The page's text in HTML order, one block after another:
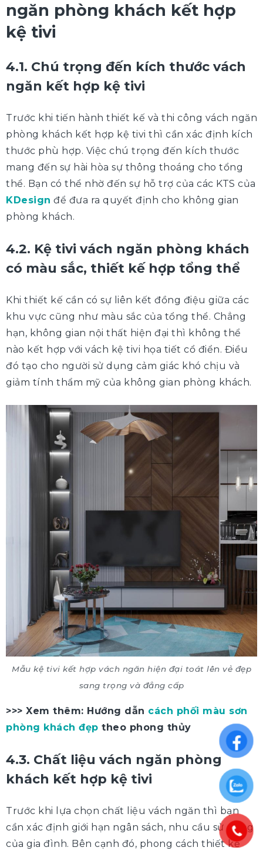
ngăn phòng khách kết hợp
kệ tivi
4.1. Chú trọng đến kích thước vách
ngăn kết hợp kệ tivi
Trước khi tiến hành thiết kế và thi công vách ngăn
phòng khách kết hợp kệ tivi thì cần xác định kích
thước phù hợp. Việc chú trọng đến kích thước
mang đến sự hài hòa sự thông thoáng cho tổng
thể. Bạn có thể nhờ đến sự hỗ trợ của các KTS của
KDesign để đưa ra quyết định cho không gian
phòng khách.
4.2. Kệ tivi vách ngăn phòng khách
có màu sắc, thiết kế hợp tổng thể
Khi thiết kế cần có sự liên kết đồng điệu giữa các
khu vực cũng như màu sắc của tổng thể. Chẳng
hạn, không gian nội thất hiện đại thì không thể
nào kết hợp với vách kệ tivi họa tiết cổ điển. Điều
đó tạo cho người sử dụng cảm giác khó chịu và
giảm tính thẩm mỹ của không gian phòng khách.
Mẫu kệ tivi kết hợp vách ngăn hiện đại toát lên vẻ đẹp
sang trọng và đẳng cấp
>>> Xem thêm: Hướng dẫn cách phối màu sơn
phòng khách đẹp theo phong thủy
4.3. Chất liệu vách ngăn phòng
khách kết hợp kệ tivi
Trước khi lựa chọn chất liệu vách ngăn thì bạn
cần xác định giới hạn ngân sách, nhu cầu sử dụng
của gia đình. Bên cạnh đó, phong cách thiết kế